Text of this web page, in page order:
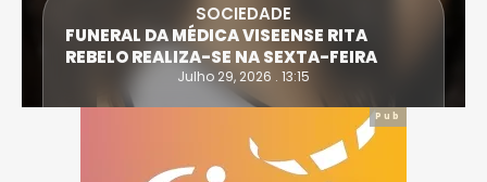
SOCIEDADE
FUNERAL DA MÉDICA VISEENSE RITA
REBELO REALIZA-SE NA SEXTA-FEIRA
Julho 29, 2026 . 13:15
Pub